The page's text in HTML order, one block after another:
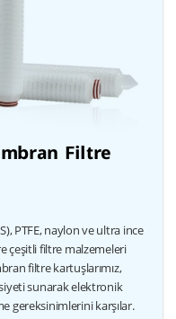
Filtre
PTFE, naylon ve ultra ince
çeşitli filtre malzemeleri
filtre kartuşlarımız,
sunarak elektronik
gereksinimlerini karşılar.